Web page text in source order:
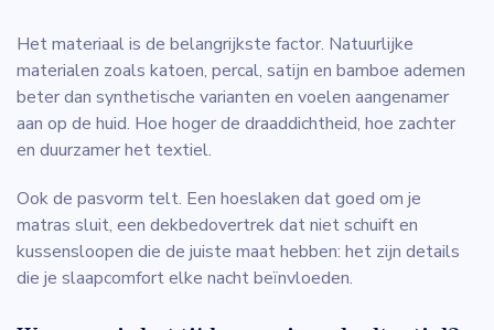
Het materiaal is de belangrijkste factor. Natuurlijke
materialen zoals katoen, percal, satijn en bamboe ademen
beter dan synthetische varianten en voelen aangenamer
aan op de huid. Hoe hoger de draaddichtheid, hoe zachter
en duurzamer het textiel.
Ook de pasvorm telt. Een hoeslaken dat goed om je
matras sluit, een dekbedovertrek dat niet schuift en
kussensloopen die de juiste maat hebben: het zijn details
die je slaapcomfort elke nacht beïnvloeden.